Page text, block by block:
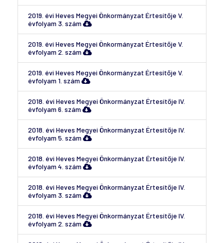
2019. évi Heves Megyei Önkormányzat Értesítője V.
évfolyam 3. szám
2019. évi Heves Megyei Önkormányzat Értesítője V.
évfolyam 2. szám
2019. évi Heves Megyei Önkormányzat Értesítője V.
évfolyam 1. szám
2018. évi Heves Megyei Önkormányzat Értesítője IV.
évfolyam 6. szám
2018. évi Heves Megyei Önkormányzat Értesítője IV.
évfolyam 5. szám
2018. évi Heves Megyei Önkormányzat Értesítője IV.
évfolyam 4. szám
2018. évi Heves Megyei Önkormányzat Értesítője IV.
évfolyam 3. szám
2018. évi Heves Megyei Önkormányzat Értesítője IV.
évfolyam 2. szám